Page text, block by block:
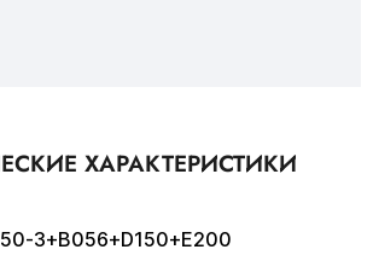
ХАРАКТЕРИСТИКИ
3+B056+D150+E200